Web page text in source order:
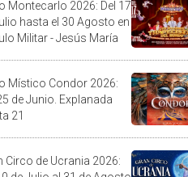
Montecarlo 2026: Del 17
hasta el 30 Agosto en
Militar - Jesús María
Místico Condor 2026:
de Junio. Explanada
21
Circo de Ucrania 2026: